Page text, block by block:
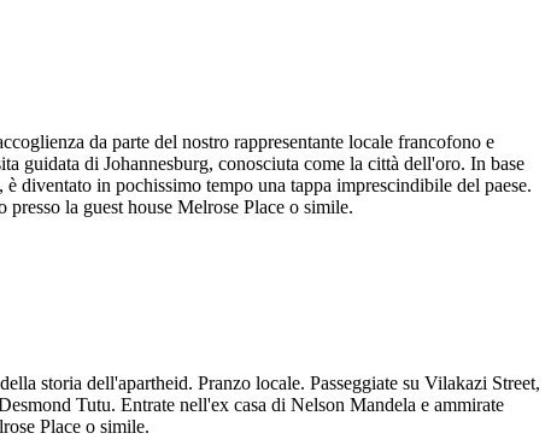
da parte del nostro rappresentante locale francofono e
guidata di Johannesburg, conosciuta come la città dell'oro. In base
in pochissimo tempo una tappa imprescindibile del paese.
la guest house Melrose Place o simile.
storia dell'apartheid. Pranzo locale. Passeggiate su Vilakazi Street,
Tutu. Entrate nell'ex casa di Nelson Mandela e ammirate
Place o simile.